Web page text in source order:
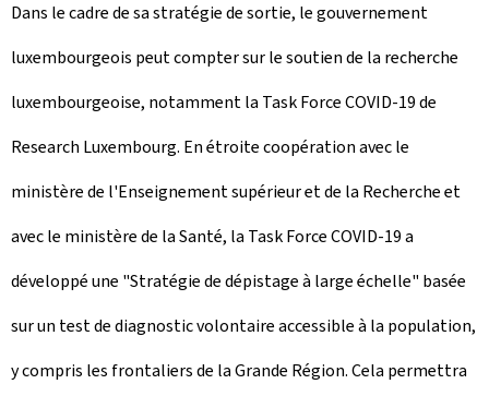
é
e
l
e
Dans le cadre de sa stratégie de sortie, le gouvernement
luxembourgeois peut compter sur le soutien de la recherche
luxembourgeoise, notamment la Task Force COVID-19 de
Research Luxembourg. En étroite coopération avec le
ministère de l'Enseignement supérieur et de la Recherche et
avec le ministère de la Santé, la Task Force COVID-19 a
développé une "Stratégie de dépistage à large échelle" basée
sur un test de diagnostic volontaire accessible à la population,
y compris les frontaliers de la Grande Région. Cela permettra